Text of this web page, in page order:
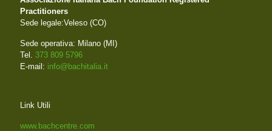
Practitioners
Sede legale:Veleso (CO)
Sede operativa: Milano (MI)
Tel. 373 809 5796
E-mail: info@bachitalia.it
Link Utili
www.bachcentre.com